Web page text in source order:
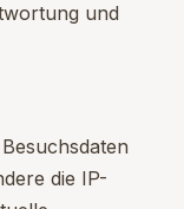
und
die IP-